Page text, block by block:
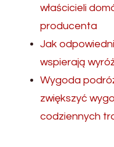
właścicieli
producenta
Jak
wspierają
Wygoda
zwiększyć
codziennych